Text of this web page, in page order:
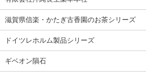
滋賀県信楽・かたぎ古香園のお茶シリーズ
ドイツレホルム製品シリーズ
ギベオン隕石